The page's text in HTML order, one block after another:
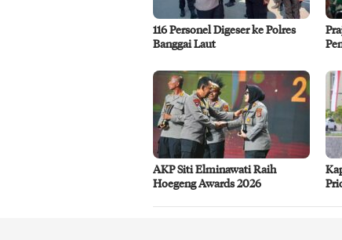
116 Personel Digeser ke Polres
Banggai Laut
AKP Siti Elminawati Raih
Hoegeng Awards 2026